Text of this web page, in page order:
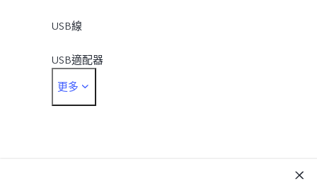
USB線
USB適配器
取卡針
更多